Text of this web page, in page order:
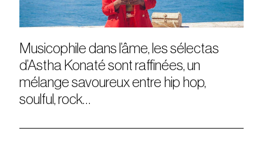
partenariats
privatisations
Musicophile dans l’âme, les sélectas
d’Astha Konaté sont raffinées, un
mélange savoureux entre hip hop,
soulful, rock…